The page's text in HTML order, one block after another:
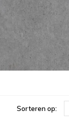
Sorteren op: